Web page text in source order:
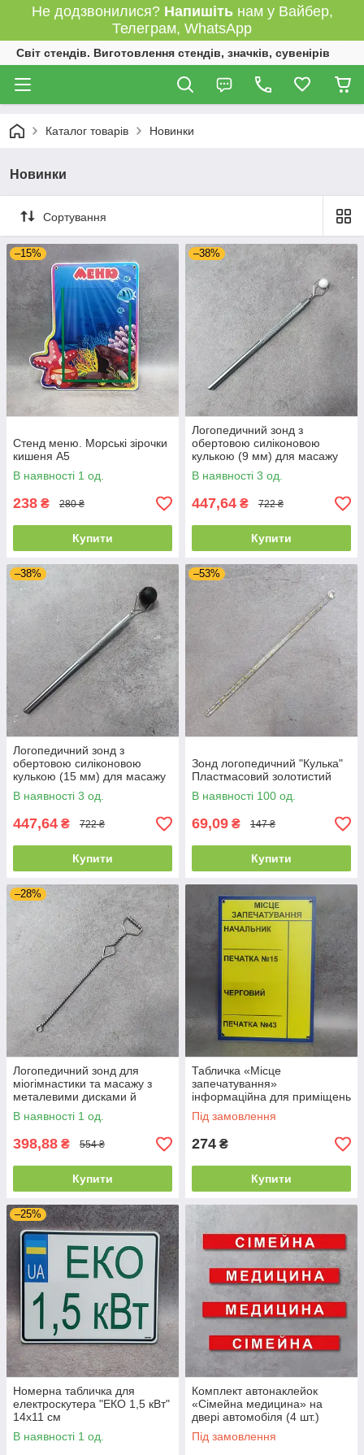
Не додзвонилися? Напишітьнам у Вайбер,
Телеграм, WhatsApp
Світ стендів. Виготовлення стендів, значків, сувенірів
Каталог товарів Новинки
Новинки
Сортування
–15%
Стенд меню. Морські зірочки
кишеня А5
В наявності 1 од.
238 ₴ 280 ₴
Купити
–38%
Логопедичний зонд з
обертовою силіконовою
кулькою (9 мм) для масажу
та постановки звуків
В наявності 3 од.
447,64 ₴ 722 ₴
Купити
–38%
Логопедичний зонд з
обертовою силіконовою
кулькою (15 мм) для масажу
та постановки звуків
В наявності 3 од.
447,64 ₴ 722 ₴
Купити
–53%
Зонд логопедичний "Кулька"
Пластмасовий золотистий
В наявності 100 од.
69,09 ₴ 147 ₴
Купити
–28%
Логопедичний зонд для
міогімнастики та масажу з
металевими дисками й
кульками
В наявності 1 од.
398,88 ₴ 554 ₴
Купити
Табличка «Місце
запечатування»
інформаційна для приміщень
та режимних об'єктів
Під замовлення
274 ₴
Купити
–25%
Номерна табличка для
електроскутера "ЕКО 1,5 кВт"
14х11 см
В наявності 1 од.
Комплект автонаклейок
«Сімейна медицина» на
двері автомобіля (4 шт.)
Під замовлення